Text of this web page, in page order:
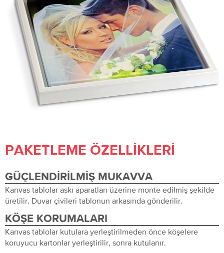
PAKETLEME ÖZELLIKLERI
GÜÇLENDIRILMIŞ MUKAVVA
Kanvas tablolar askı aparatları üzerine monte edilmiş şekilde
üretilir. Duvar çivileri tablonun arkasında gönderilir.
KÖŞE KORUMALARI
Kanvas tablolar kutulara yerleştirilmeden önce köşelere
koruyucu kartonlar yerleştirilir, sonra kutulanır.